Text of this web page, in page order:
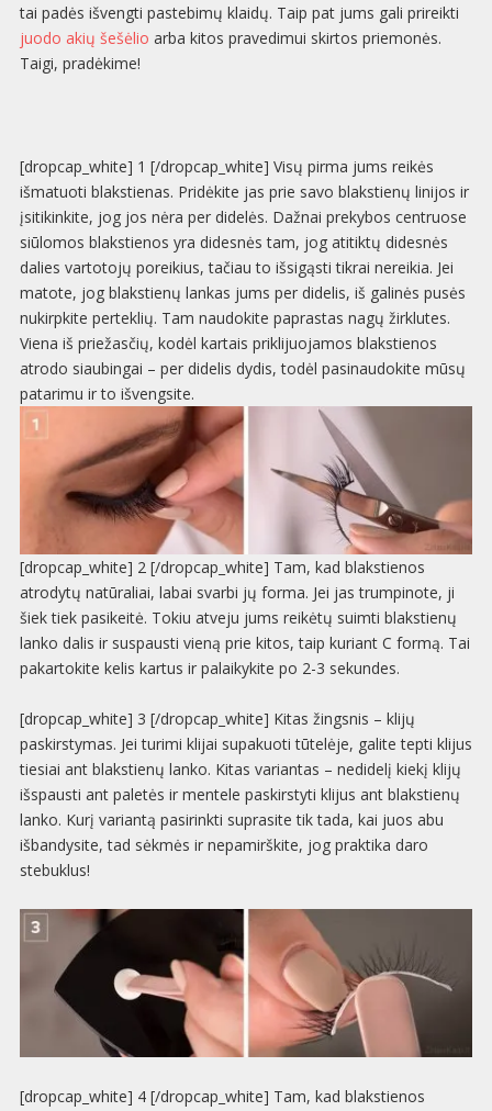
tai padės išvengti pastebimų klaidų. Taip pat jums gali prireikti
juodo akių šešėlio arba kitos pravedimui skirtos priemonės.
Taigi, pradėkime!
[dropcap_white] 1 [/dropcap_white] Visų pirma jums reikės
išmatuoti blakstienas. Pridėkite jas prie savo blakstienų linijos ir
įsitikinkite, jog jos nėra per didelės. Dažnai prekybos centruose
siūlomos blakstienos yra didesnės tam, jog atitiktų didesnės
dalies vartotojų poreikius, tačiau to išsigąsti tikrai nereikia. Jei
matote, jog blakstienų lankas jums per didelis, iš galinės pusės
nukirpkite perteklių. Tam naudokite paprastas nagų žirklutes.
Viena iš priežasčių, kodėl kartais priklijuojamos blakstienos
atrodo siaubingai – per didelis dydis, todėl pasinaudokite mūsų
patarimu ir to išvengsite.
[dropcap_white] 2 [/dropcap_white] Tam, kad blakstienos
atrodytų natūraliai, labai svarbi jų forma. Jei jas trumpinote, ji
šiek tiek pasikeitė. Tokiu atveju jums reikėtų suimti blakstienų
lanko dalis ir suspausti vieną prie kitos, taip kuriant C formą. Tai
pakartokite kelis kartus ir palaikykite po 2-3 sekundes.
[dropcap_white] 3 [/dropcap_white] Kitas žingsnis – klijų
paskirstymas. Jei turimi klijai supakuoti tūtelėje, galite tepti klijus
tiesiai ant blakstienų lanko. Kitas variantas – nedidelį kiekį klijų
išspausti ant paletės ir mentele paskirstyti klijus ant blakstienų
lanko. Kurį variantą pasirinkti suprasite tik tada, kai juos abu
išbandysite, tad sėkmės ir nepamirškite, jog praktika daro
stebuklus!
[dropcap_white] 4 [/dropcap_white] Tam, kad blakstienos